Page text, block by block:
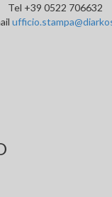
Tel +39 0522 706632